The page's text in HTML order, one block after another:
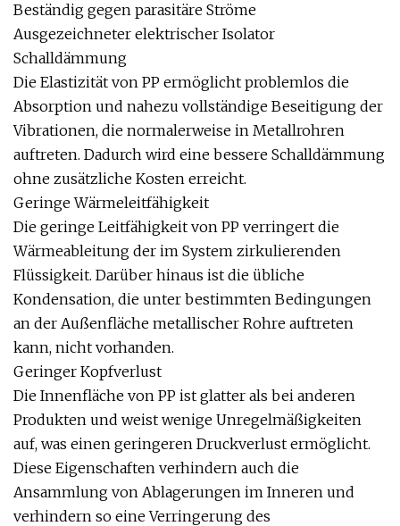
Beständig gegen parasitäre Ströme
Ausgezeichneter elektrischer Isolator
Schalldämmung
Die Elastizität von PP ermöglicht problemlos die
Absorption und nahezu vollständige Beseitigung der
Vibrationen, die normalerweise in Metallrohren
auftreten. Dadurch wird eine bessere Schalldämmung
ohne zusätzliche Kosten erreicht.
Geringe Wärmeleitfähigkeit
Die geringe Leitfähigkeit von PP verringert die
Wärmeableitung der im System zirkulierenden
Flüssigkeit. Darüber hinaus ist die übliche
Kondensation, die unter bestimmten Bedingungen
an der Außenfläche metallischer Rohre auftreten
kann, nicht vorhanden.
Geringer Kopfverlust
Die Innenfläche von PP ist glatter als bei anderen
Produkten und weist wenige Unregelmäßigkeiten
auf, was einen geringeren Druckverlust ermöglicht.
Diese Eigenschaften verhindern auch die
Ansammlung von Ablagerungen im Inneren und
verhindern so eine Verringerung des